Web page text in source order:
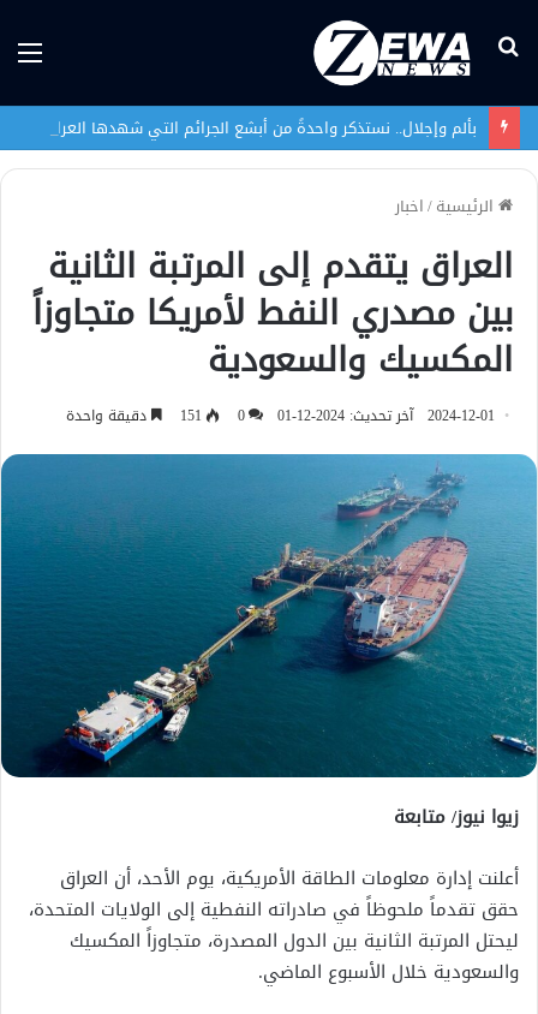
بحث
بألم وإجلال.. نستذكر واحدةً من أبشع الجرائم التي شهدها العراق في تاريخه الحديث
الرئيسية/اخبار
العراق يتقدم إلى المرتبة الثانية
بين مصدري النفط لأمريكا متجاوزاً
المكسيك والسعودية
2024-12-01 آخر تحديث: 2024-12-01 0
151 دقيقة واحدة
زيوا نيوز/ متابعة
أعلنت إدارة معلومات الطاقة الأمريكية، يوم الأحد، أن العراق
حقق تقدماً ملحوظاً في صادراته النفطية إلى الولايات المتحدة،
ليحتل المرتبة الثانية بين الدول المصدرة، متجاوزاً المكسيك
والسعودية خلال الأسبوع الماضي.